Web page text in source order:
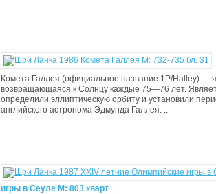
Комета Галлея (официальное название 1P/Halley) —
возвращающаяся к Солнцу каждые 75—76 лет.
определили эллиптическую орбиту и установили
английского астронома Эдмунда Галлея. ..
игры в Сеуле М: 803 кварт